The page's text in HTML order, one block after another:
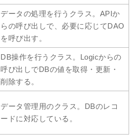
データの処理を行うクラス。APIか
らの呼び出しで、必要に応じてDAO
を呼び出す。
DB操作を行うクラス。Logicからの
呼び出しでDBの値を取得・更新・
削除する。
データ管理用のクラス。DBのレコ
ードに対応している。